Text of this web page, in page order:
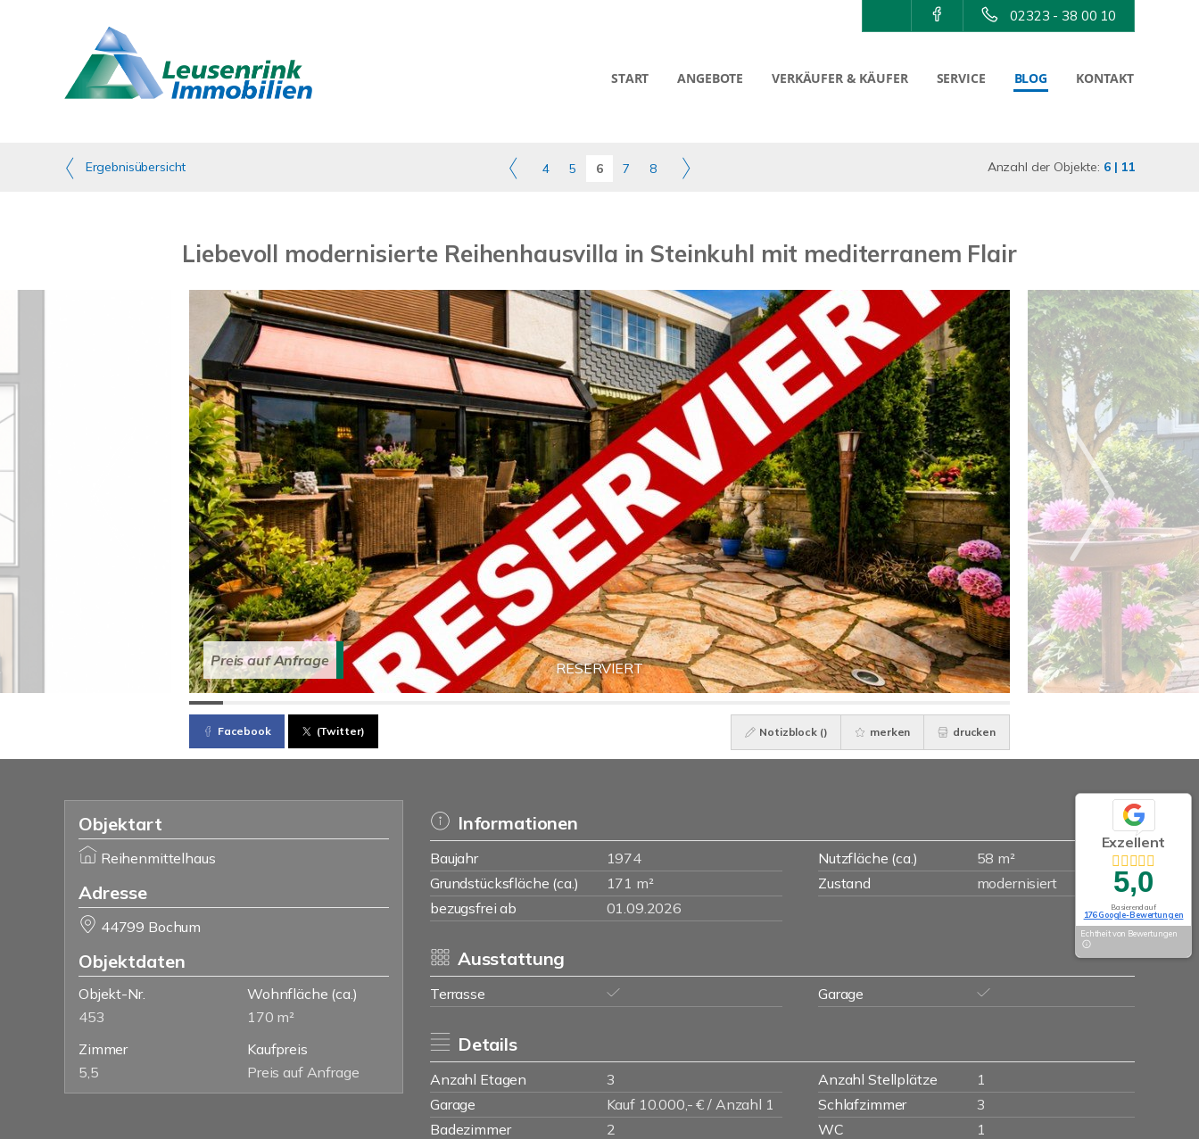
02323 - 38 00 10
START ANGEBOTE VERKÄUFER & KÄUFER SERVICE BLOG KONTAKT
Ergebnisübersicht 4 5 6 7 8 Anzahl der Objekte: 6 | 11
Liebevoll modernisierte Reihenhausvilla in Steinkuhl mit mediterranem Flair
RESERVIERT
Preis auf Anfrage
Facebook (Twitter) Notizblock () merken drucken
Objektart
Reihenmittelhaus
Adresse
44799 Bochum
Objektdaten
Objekt-Nr.
453
Wohnfläche (ca.)
170 m²
Zimmer
5,5
Kaufpreis
Preis auf Anfrage
Informationen
Baujahr 1974 Nutzfläche (ca.)
58 m²
Grundstücksfläche (ca.)
171 m² Zustand
modernisiert
bezugsfrei ab
01.09.2026
Ausstattung
Terrasse Garage
Details
Anzahl Etagen 3 Anzahl Stellplätze
1
Garage
Kauf 10.000,- € / Anzahl 1 Schlafzimmer
3
Badezimmer
2 WC
1
Exzellent
5,0
Basierend auf
176 Google-Bewertungen
Echtheit von Bewertungen